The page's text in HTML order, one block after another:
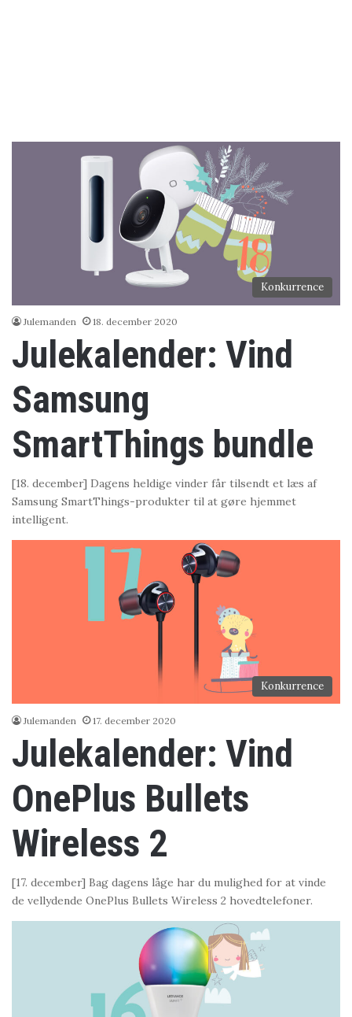
Konkurrence
Julemanden 18. december 2020
Julekalender: Vind
Samsung
SmartThings bundle
[18. december] Dagens heldige vinder får tilsendt et læs af
Samsung SmartThings-produkter til at gøre hjemmet
intelligent.
Konkurrence
Julemanden 17. december 2020
Julekalender: Vind
OnePlus Bullets
Wireless 2
[17. december] Bag dagens låge har du mulighed for at vinde
de vellydende OnePlus Bullets Wireless 2 hovedtelefoner.